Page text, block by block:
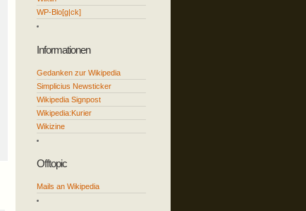
WP-Blo[g|ck]
Informationen
Gedanken zur Wikipedia
Simplicius Newsticker
Wikipedia Signpost
Wikipedia:Kurier
Wikizine
Offtopic
Mails an Wikipedia